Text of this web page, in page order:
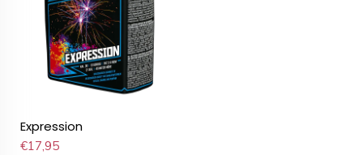
Expression
€17,95